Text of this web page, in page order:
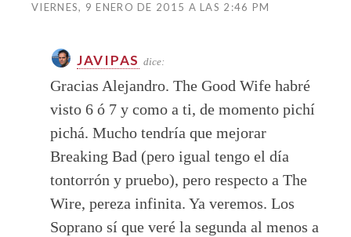
VIERNES, 9 ENERO DE 2015 A LAS 2:46 PM
JAVIPAS dice:
Gracias Alejandro. The Good Wife habré
visto 6 ó 7 y como a ti, de momento pichí
pichá. Mucho tendría que mejorar
Breaking Bad (pero igual tengo el día
tontorrón y pruebo), pero respecto a The
Wire, pereza infinita. Ya veremos. Los
Soprano sí que veré la segunda al menos a